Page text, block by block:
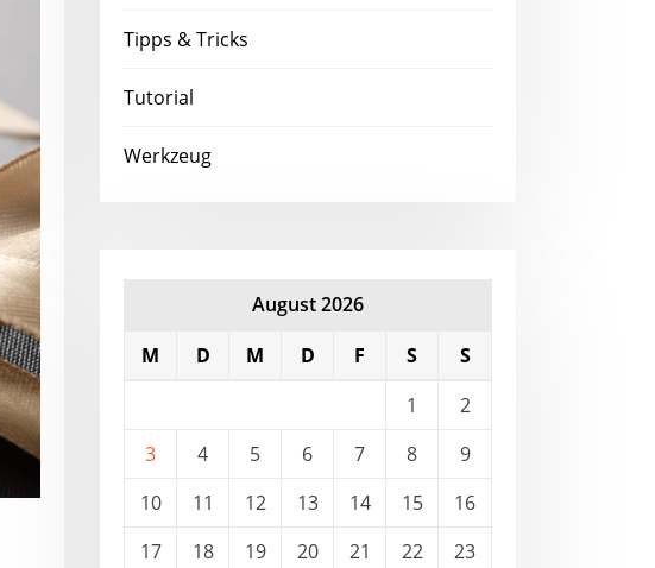
Tipps & Tricks
Tutorial
Werkzeug
August 2026
M
D M D F S
S
1
2
3
4 5 6 7 8
9
10
11 12 13 14 15
16
17
18 19 20 21 22
23